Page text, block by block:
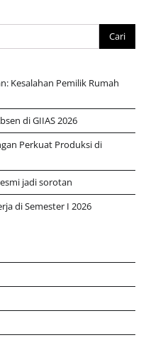
Kesalahan Pemilik Rumah
di GIIAS 2026
Perkuat Produksi di
jadi sorotan
di Semester I 2026